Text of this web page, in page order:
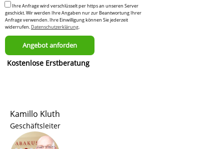
Ihre Anfrage wird verschlüsselt per https an unseren Server
geschickt. Wir werden Ihre Angaben nur zur Beantwortung Ihrer
Anfrage verwenden. Ihre Einwilligung können Sie jederzeit
widerrufen. Datenschutzerklärung.
Kostenlose Erstberatung
Kamillo Kluth
Geschäftsleiter